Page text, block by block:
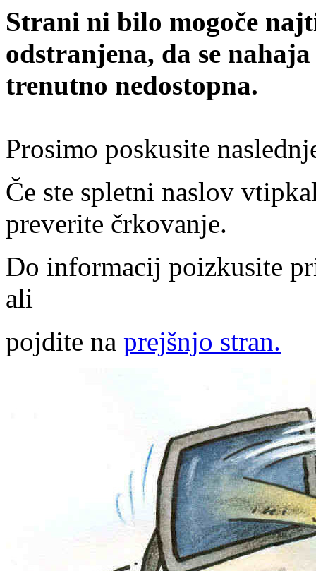
Strani ni bilo mogoče
odstranjena, da se
trenutno nedostopna.
Prosimo poskusite
Če ste spletni naslov
preverite črkovanje.
Do informacij poizkusite
ali
pojdite na prejšnjo stran.